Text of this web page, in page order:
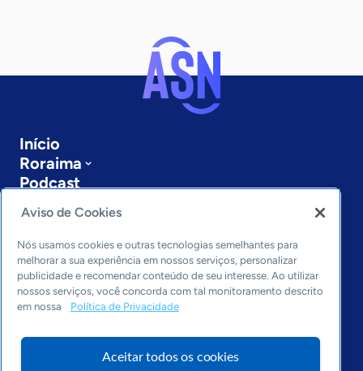
Início
Roraima
Podcast
Sobre a ASN
Últimas notícias
Entre em contato
Editorias
Economia & Política
Inovação & Tecnologia
Cultura empreendedora
Aviso de Cookies
Nós usamos cookies e outras tecnologias semelhantes para
melhorar a sua experiência em nossos serviços, personalizar
publicidade e recomendar conteúdo de seu interesse. Ao utilizar
nossos serviços, você concorda com tal monitoramento descrito
em nossa
Política de Privacidade
Aceitar todos os cookies